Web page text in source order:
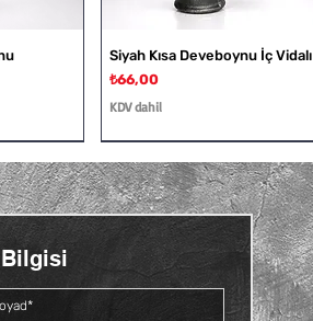
Siyah Kısa Deveboynu İç Vidalı
Fiyat
₺66,00
KDV dahil